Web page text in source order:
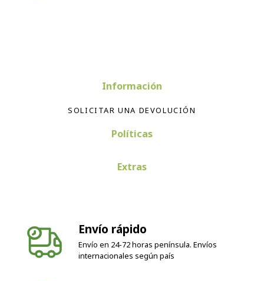
Información
SOLICITAR UNA DEVOLUCIÓN
Políticas
Extras
Envío rápido
Envío en 24-72 horas península. Envíos
internacionales según país